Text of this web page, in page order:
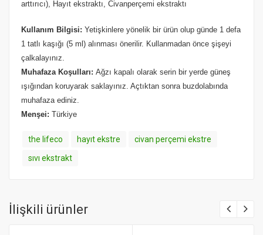
arttırıcı), Hayıt ekstraktı, Civanperçemi ekstraktı
Kullanım Bilgisi: Yetişkinlere yönelik bir ürün olup günde 1 defa
1 tatlı kaşığı (5 ml) alınması önerilir. Kullanmadan önce şişeyi
çalkalayınız.
Muhafaza Koşulları: Ağzı kapalı olarak serin bir yerde güneş
ışığından koruyarak saklayınız. Açtıktan sonra buzdolabında
muhafaza ediniz.
Menşei: Türkiye
the lifeco hayıt ekstre
civan perçemi ekstre
sıvı ekstrakt
İlişkili ürünler